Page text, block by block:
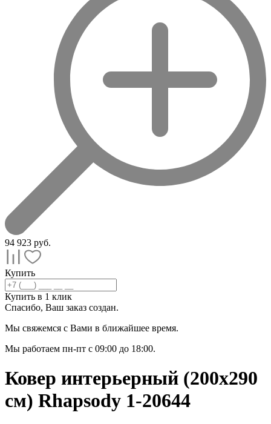
94 923 руб.
Купить
Купить в 1 клик
Спасибо, Ваш заказ создан.
Мы свяжемся с Вами в ближайшее время.
Мы работаем пн-пт с 09:00 до 18:00.
Ковер интерьерный (200x290
см) Rhapsody 1-20644